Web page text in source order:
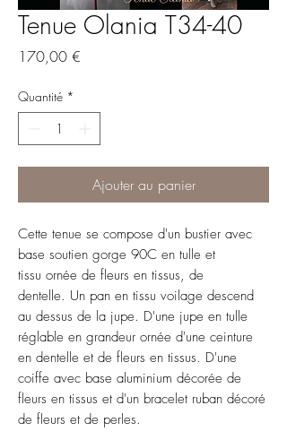
Tenue Olania T34-40
170,00 €
Quantité *
Ajouter au panier
Cette tenue se compose d'un bustier avec
base soutien gorge 90C en tulle et
tissu ornée de fleurs en tissus, de
dentelle. Un pan en tissu voilage descend
au dessus de la jupe. D'une jupe en tulle
réglable en grandeur ornée d'une ceinture
en dentelle et de fleurs en tissus. D'une
coiffe avec base aluminium décorée de
fleurs en tissus et d'un bracelet ruban décoré
de fleurs et de perles.